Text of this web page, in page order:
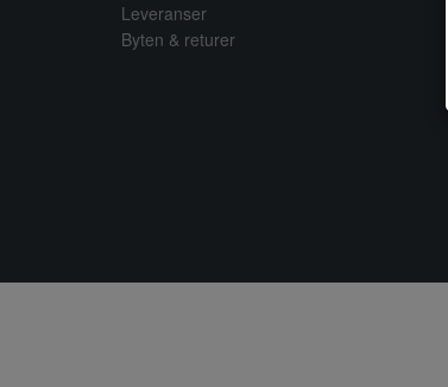
Leveranser
Byten & returer